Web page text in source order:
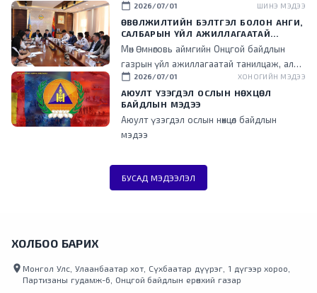
хэрэгжүүлж, өвс, тэжээлийн аюулгүйн нөөц
бүрдүүлэх, улсын нөөцийн тэжээлийг татан
авах, өвлийн улиралд ашиглах техник,
тоног төхөөрөмжийн бэлэн байдлыг хангахад
анхаарч байна.
calendar_today 2026/07/01 ШИНЭ МЭДЭЭ
ӨВӨЛЖИЛТИЙН БЭЛТГЭЛ БОЛОН АНГИ,
САЛБАРЫН ҮЙЛ АЖИЛЛАГААТАЙ
ТАНИЛЦЛАА
Мөн Өмнөговь аймгийн Онцгой байдлын
газрын үйл ажиллагаатай танилцаж, алба
хаагчидтай уулзан, гал түймэр унтраах,
аврах ажиллагаанд ашиглаж байгаа
техник, тоног төхөөрөмжийн бэлэн байдалта
танилцаж, мэдээлэл солилцлоо.
calendar_today 2026/07/01 ХОНОГИЙН МЭДЭЭ
АЮУЛТ ҮЗЭГДЭЛ ОСЛЫН НӨХЦӨЛ
БАЙДЛЫН МЭДЭЭ
Аюулт үзэгдэл ослын нөхцөл байдлын
мэдээ
БУСАД МЭДЭЭЛЭЛ
ХОЛБОО БАРИХ
location_on Монгол Улс, Улаанбаатар хот, Сүхбаатар дүүрэг, 1 дүгээр хороо,
Партизаны гудамж-6, Онцгой байдлын ерөнхий газар